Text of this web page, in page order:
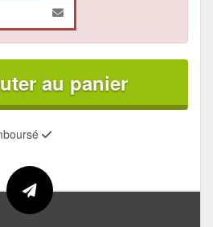
au panier